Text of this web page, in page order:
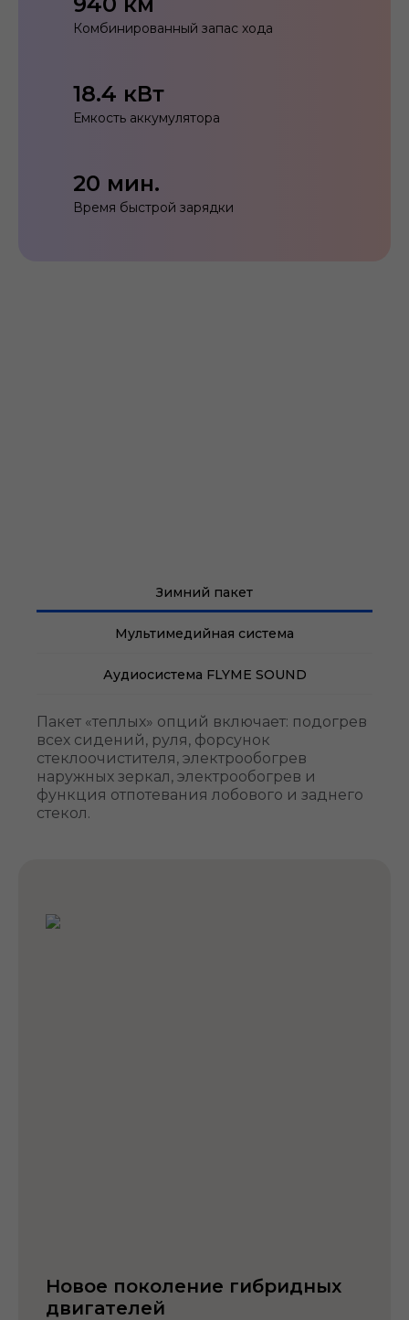
Комбинированный запас хода
18.4 кВт
Емкость аккумулятора
20 мин.
Время быстрой зарядки
Зимний пакет
Мультимедийная система
Аудиосистема FLYME SOUND
Пакет «теплых» опций включает: подогрев
всех сидений, руля, форсунок
стеклоочистителя, электрообогрев
наружных зеркал, электрообогрев и
функция отпотевания лобового и заднего
стекол.
Новое поколение гибридных
двигателей